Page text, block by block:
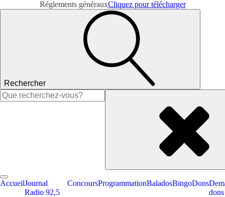
Réglements générauxCliquez pour télécharger
Rechercher
Rechercher :
AccueilJournal
Radio 92,5
ConcoursProgrammationBaladosBingoDons
dons